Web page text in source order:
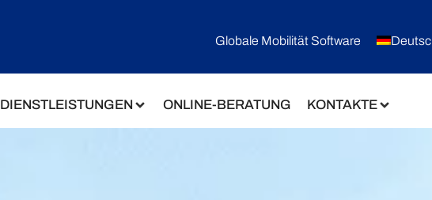
Globale Mobilität Software
DIENSTLEISTUNGEN ONLINE-BERATUNG KONTAKTE